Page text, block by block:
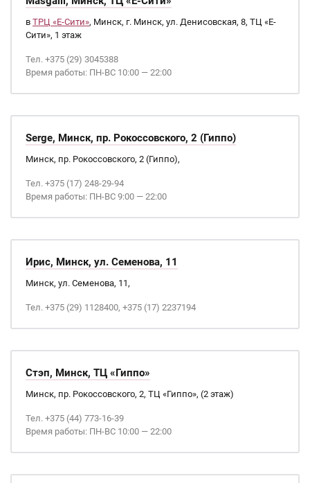
в ТРЦ «Е-Сити», Минск, г. Минск, ул. Денисовская, 8, ТЦ «Е-
Сити», 1 этаж
Тел. +375 (29) 3045388
Время работы: ПН-ВС 10:00 — 22:00
Serge, Минск, пр. Рокоссовского, 2 (Гиппо)
Минск, пр. Рокоссовского, 2 (Гиппо),
Тел. +375 (17) 248-29-94
Время работы: ПН-ВС 9:00 — 22:00
Ирис, Минск, ул. Семенова, 11
Минск, ул. Семенова, 11,
Тел. +375 (29) 1128400, +375 (17) 2237194
Стэп, Минск, ТЦ «Гиппо»
Минск, пр. Рокоссовского, 2, ТЦ «Гиппо», (2 этаж)
Тел. +375 (44) 773-16-39
Время работы: ПН-ВС 10:00 — 22:00